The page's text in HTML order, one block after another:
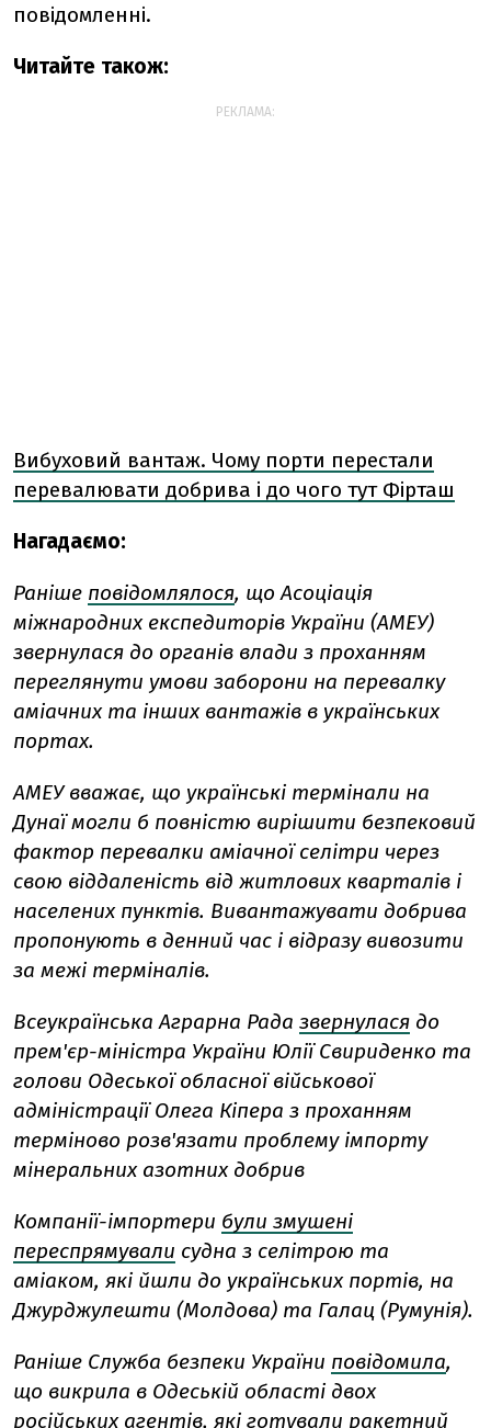
повідомленні.
Читайте також:
РЕКЛАМА:
Вибуховий вантаж. Чому порти перестали
перевалювати добрива і до чого тут Фірташ
Нагадаємо:
Раніше повідомлялося, що Асоціація
міжнародних експедиторів України (АМЕУ)
звернулася до органів влади з проханням
переглянути умови заборони на перевалку
аміачних та інших вантажів в українських
портах.
АМЕУ вважає, що українські термінали на
Дунаї могли б повністю вирішити безпековий
фактор перевалки аміачної селітри через
свою віддаленість від житлових кварталів і
населених пунктів. Вивантажувати добрива
пропонують в денний час і відразу вивозити
за межі терміналів.
Всеукраїнська Аграрна Рада звернулася до
прем'єр-міністра України Юлії Свириденко та
голови Одеської обласної військової
адміністрації Олега Кіпера з проханням
терміново розв'язати проблему імпорту
мінеральних азотних добрив
Компанії-імпортери були змушені
переспрямували судна з селітрою та
аміаком, які йшли до українських портів, на
Джурджулешти (Молдова) та Галац (Румунія).
Раніше Служба безпеки України повідомила,
що викрила в Одеській області двох
російських агентів, які готували ракетний